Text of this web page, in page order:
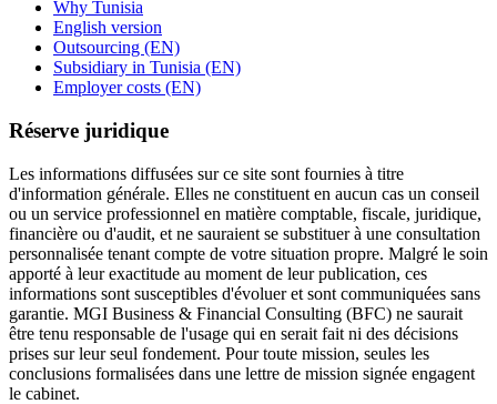
Why Tunisia
English version
Outsourcing (EN)
Subsidiary in Tunisia (EN)
Employer costs (EN)
Réserve juridique
Les informations diffusées sur ce site sont fournies à titre
d'information générale. Elles ne constituent en aucun cas un conseil
ou un service professionnel en matière comptable, fiscale, juridique,
financière ou d'audit, et ne sauraient se substituer à une consultation
personnalisée tenant compte de votre situation propre. Malgré le soin
apporté à leur exactitude au moment de leur publication, ces
informations sont susceptibles d'évoluer et sont communiquées sans
garantie. MGI Business & Financial Consulting (BFC) ne saurait
être tenu responsable de l'usage qui en serait fait ni des décisions
prises sur leur seul fondement. Pour toute mission, seules les
conclusions formalisées dans une lettre de mission signée engagent
le cabinet.